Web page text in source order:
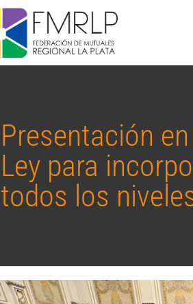
Presentación
Ley para
todos los